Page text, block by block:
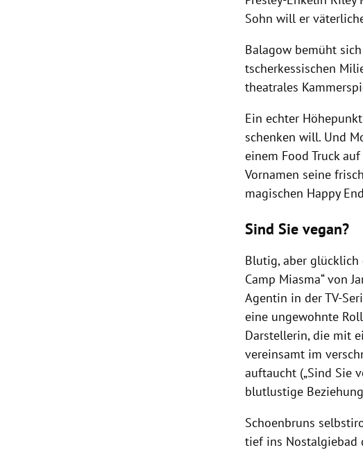
Sohn will er
Balagow bemüht
tscherkessischen
theatrales
Ein echter
schenken will. Und
einem Food Truck
Vornamen seine
magischen Happy
Sind Sie vegan?
Blutig, aber glücklich
Camp Miasma“ von
Agentin in der TV-
eine ungewohnte
Darstellerin, die mit
vereinsamt im
auftaucht („Sind Sie
blutlustige
Schoenbruns
tief ins Nostalgiebad